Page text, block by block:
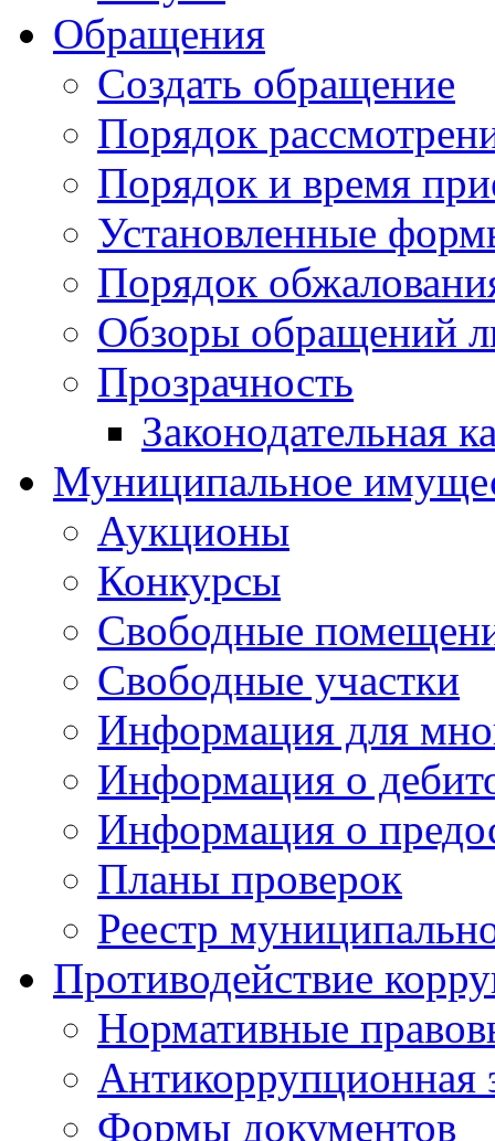
Обращения
Создать обращение
Порядок
Порядок и время
Установленные
Порядок
Обзоры обращений
Прозрачность
Законодательная
Муниципальное
Аукционы
Конкурсы
Свободные
Свободные участки
Информация для
Информация о
Информация о
Планы проверок
Реестр
Противодействие
Нормативные
Антикоррупционная
Формы документов